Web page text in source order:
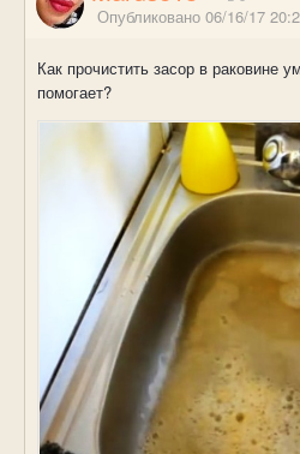
Опубликовано 06/16/17
Как прочистить засор в раковине
помогает?